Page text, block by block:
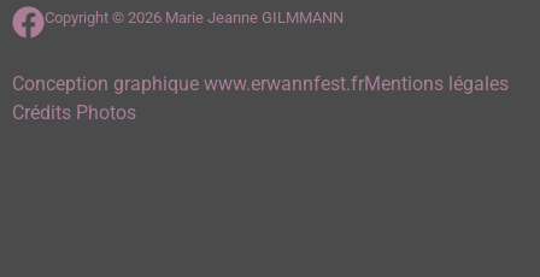
Copyright © 2026 Marie Jeanne GILMMANN
Conception graphique www.erwannfest.frMentions légales
Crédits Photos